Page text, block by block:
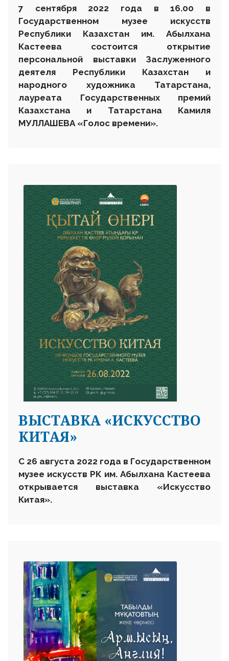
7 сентября 2022 года в 16.00 в
Государственном музее искусств
Республики Казахстан им. Абылхана
Кастеева состоится открытие
персональной выставки
Заслуженного
деятеля Республики Казахстан и
народного художника Татарстана,
лауреата Государственных премий
Казахстана и Татарстана Камиля
МУЛЛАШЕВА «Голос времени».
ВЫСТАВКА «ИСКУССТВО
КИТАЯ»
С 26 августа 2022 года в Государственном
музее искусств РК им. Абылхана Кастеева
открывается выставка «Искусство
Китая».